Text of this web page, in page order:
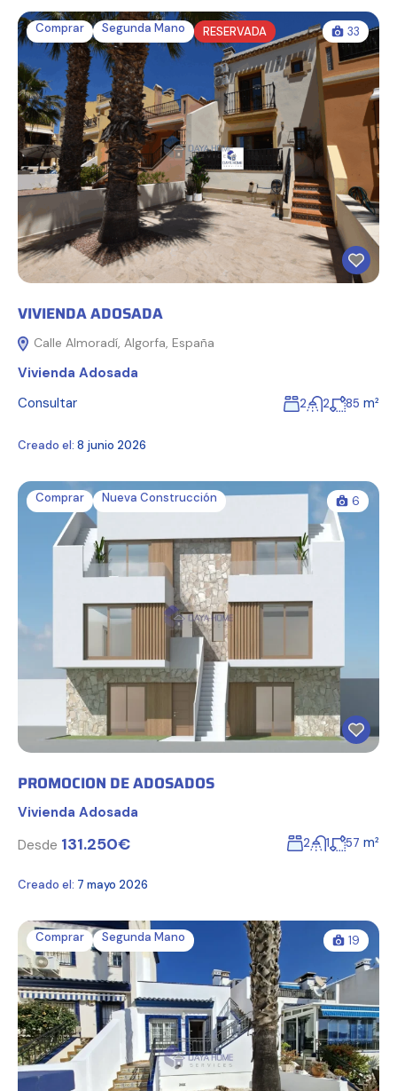
Comprar Segunda Mano RESERVADA 33
VIVIENDA ADOSADA
Calle Almoradí, Algorfa, España
Vivienda Adosada
Consultar
2 2 85 m²
Creado el: 8 junio 2026
Comprar Nueva Construcción 6
PROMOCION DE ADOSADOS
Vivienda Adosada
Desde 131.250€ 2 1 57 m²
Creado el: 7 mayo 2026
Comprar Segunda Mano 19